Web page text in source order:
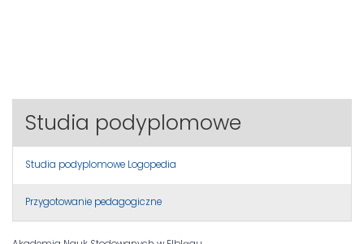
Studia podyplomowe
Studia podyplomowe Logopedia
Przygotowanie pedagogiczne